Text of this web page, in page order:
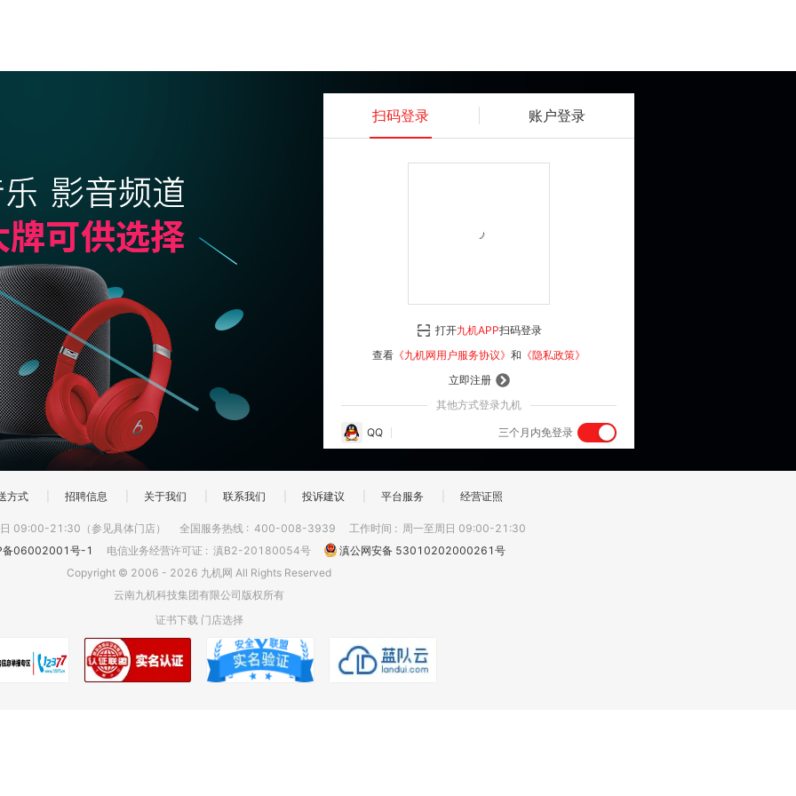
扫码登录 账户登录
登 录
立即注册
其他方式登录九机
QQ 三个月内免登录
打开九机APP扫码登录
查看 《九机网用户服务协议》 和 《隐私政策》
方式 招聘信息 关于我们 联系我们 投诉建议 平台服务 经营证照
09:00-21:30（参见具体门店） 全国服务热线 : 400-008-3939 工作时间 : 周一至周日 09:00-21:30
备06002001号-1
电信业务经营许可证 : 滇B2-20180054号
滇公网安备 53010202000261号
Copyright © 2006 - 2026 九机网 All Rights Reserved
云南九机科技集团有限公司版权所有
证书下载 门店选择